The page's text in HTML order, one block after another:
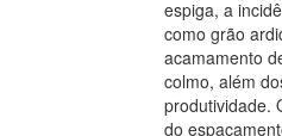
espiga, a
como grão
acamamento
colmo, além
produtividade.
do